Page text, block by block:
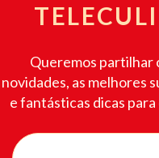
Queremos partilhar
novidades, as melhores
e fantásticas dicas